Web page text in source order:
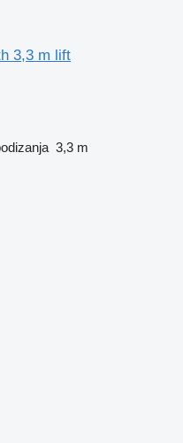
3,3 m lift
3,3 m